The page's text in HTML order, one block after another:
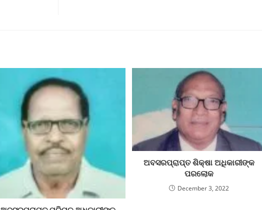
ଅବସରପ୍ରାପ୍ତ ଶିକ୍ଷା ଅଧିକାରୀଙ୍କ
ପରଲୋକ
December 3, 2022